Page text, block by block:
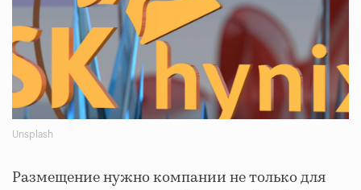
Unsplash
Размещение нужно компании не только для